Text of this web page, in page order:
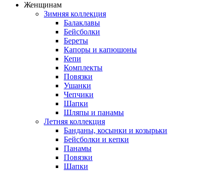
Женщинам
Зимняя коллекция
Балаклавы
Бейсболки
Береты
Капоры и капюшоны
Кепи
Комплекты
Повязки
Ушанки
Чепчики
Шапки
Шляпы и панамы
Летняя коллекция
Банданы, косынки и козырьки
Бейсболки и кепки
Панамы
Повязки
Шапки